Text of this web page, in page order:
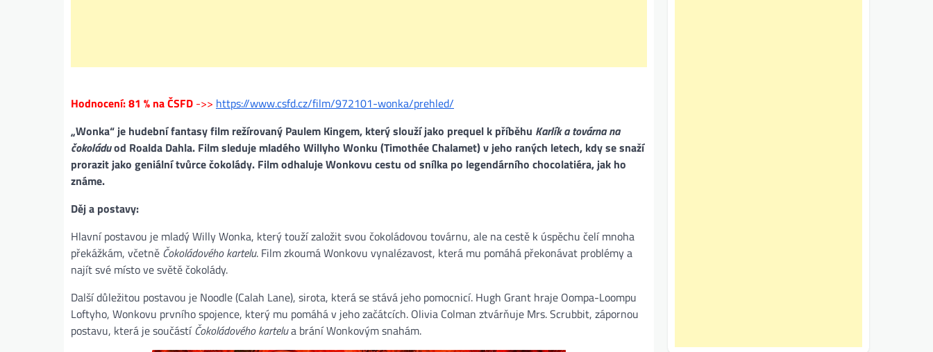
Hodnocení: 81 % na ČSFD ->> https://www.csfd.cz/film/972101-wonka/prehled/
„Wonka“ je hudební fantasy film režírovaný Paulem Kingem, který slouží jako prequel k příběhu Karlík a továrna na
čokoláduod Roalda Dahla. Film sleduje mladého Willyho Wonku (Timothée Chalamet) v jeho raných letech, kdy se snaží
prorazit jako geniální tvůrce čokolády. Film odhaluje Wonkovu cestu od snílka po legendárního chocolatiéra, jak ho
známe.
Děj a postavy:
Hlavní postavou je mladý Willy Wonka, který touží založit svou čokoládovou továrnu, ale na cestě k úspěchu čelí mnoha
překážkám, včetně Čokoládového kartelu. Film zkoumá Wonkovu vynalézavost, která mu pomáhá překonávat problémy a
najít své místo ve světě čokolády.
Další důležitou postavou je Noodle (Calah Lane), sirota, která se stává jeho pomocnicí. Hugh Grant hraje Oompa-Loompu
Loftyho, Wonkovu prvního spojence, který mu pomáhá v jeho začátcích. Olivia Colman ztvárňuje Mrs. Scrubbit, zápornou
postavu, která je součástíČokoládového kartelua brání Wonkovým snahám​.